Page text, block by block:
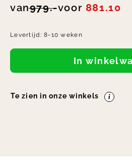
van979.-voor 881.10
Levertijd:8-10 weken
In
Te zien in onze winkels